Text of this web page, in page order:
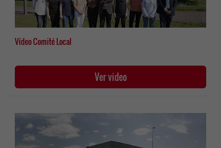
Vídeo Comité Local
Ver video